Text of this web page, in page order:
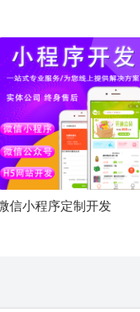
信小程序定制开发